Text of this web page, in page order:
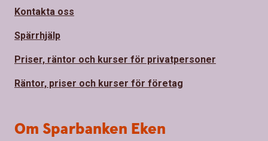
Kontakta oss
Spärrhjälp
Priser, räntor och kurser för privatpersoner
Räntor, priser och kurser för företag
Om Sparbanken Eken